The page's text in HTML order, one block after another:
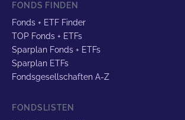
FONDS FINDEN
Fonds + ETF Finder
TOP Fonds + ETFs
Sparplan Fonds + ETFs
Sparplan ETFs
Fondsgesellschaften A-Z
FONDSLISTEN